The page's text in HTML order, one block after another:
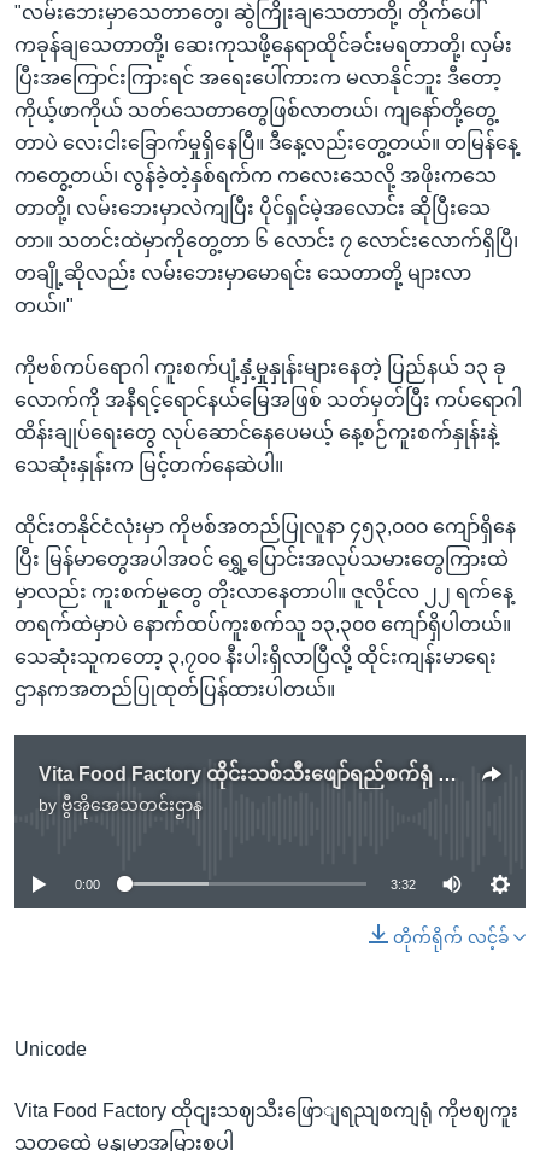
"လမ်းဘေးမှာသေတာတွေ၊ ဆွဲကြိုးချသေတာတို့၊ တိုက်ပေါ်
ကခုန်ချသေတာတို့၊ ဆေးကုသဖို့နေရာထိုင်ခင်းမရတာတို့၊ လှမ်း
ပြီးအကြောင်းကြားရင် အရေးပေါ်ကားက မလာနိုင်ဘူး ဒီတော့
ကိုယ့်ဖာကိုယ် သတ်သေတာတွေဖြစ်လာတယ်၊ ကျနော်တို့တွေ့
တာပဲ လေးငါးခြောက်မှုရှိနေပြီ။ ဒီနေ့လည်းတွေ့တယ်။ တမြန်နေ့
ကတွေ့တယ်၊ လွန်ခဲ့တဲ့နှစ်ရက်က ကလေးသေလို့ အဖိုးကသေ
တာတို့၊ လမ်းဘေးမှာလဲကျပြီး ပိုင်ရှင်မဲ့အလောင်း ဆိုပြီးသေ
တာ။ သတင်းထဲမှာကိုတွေ့တာ ၆ လောင်း ၇ လောင်းလောက်ရှိပြီ၊
တချို့ဆိုလည်း လမ်းဘေးမှာမောရင်း သေတာတို့ များလာ
တယ်။"
ကိုဗစ်ကပ်ရောဂါ ကူးစက်ပျံ့နှံ့မှုနှုန်းများနေတဲ့ ပြည်နယ် ၁၃ ခု
လောက်ကို အနီရင့်ရောင်နယ်မြေအဖြစ် သတ်မှတ်ပြီး ကပ်ရောဂါ
ထိန်းချုပ်ရေးတွေ လုပ်ဆောင်နေပေမယ့် နေ့စဉ်ကူးစက်နှုန်းနဲ့
သေဆုံးနှုန်းက မြင့်တက်နေဆဲပါ။
ထိုင်းတနိုင်ငံလုံးမှာ ကိုဗစ်အတည်ပြုလူနာ ၄၅၃,၀၀၀ ကျော်ရှိနေ
ပြီး မြန်မာတွေအပါအဝင် ရွှေ့ပြောင်းအလုပ်သမားတွေကြားထဲ
မှာလည်း ကူးစက်မှုတွေ တိုးလာနေတာပါ။ ဇူလိုင်လ ၂၂ ရက်နေ့
တရက်ထဲမှာပဲ နောက်ထပ်ကူးစက်သူ ၁၃,၃၀၀ ကျော်ရှိပါတယ်။
သေဆုံးသူကတော့ ၃,၇၀၀ နီးပါးရှိလာပြီလို့ ထိုင်းကျန်းမာရေး
ဌာနကအတည်ပြုထုတ်ပြန်ထားပါတယ်။
Vita Food Factory ထိုင်းသစ်သီးဖျော်ရည်စက်ရုံ ကိုဗစ်ကူးသူတွေထဲ မြန်မာအများစုပါ
by ဗွီအိုအေသတင်းဌာန
No media source currently available
0:00 3:32
တိုက်ရိုက် လင့်ခ်
Unicode
Vita Food Factory ထိုငျးသဈသီးဖြောျရညျစကျရုံ ကိုဗဈကူး
သူတှထေဲ မွနျမာအမြားစုပါ